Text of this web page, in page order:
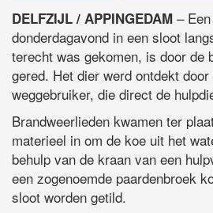
DELFZIJL / APPINGEDAM –
donderdagavond in een sloot
terecht was gekomen, is door de
gered. Het dier werd ontdekt
weggebruiker, die direct de
Brandweerlieden kwamen ter
materieel in om de koe uit het
behulp van de kraan van een
een zogenoemde paardenbroek
sloot worden getild.